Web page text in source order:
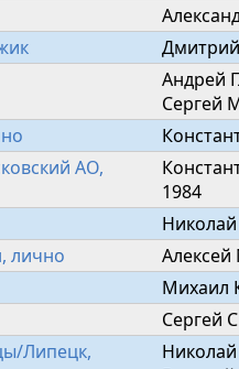
Андрей
Сергей
АО,
1984
лично
Михаил
Сергей
Липецк,